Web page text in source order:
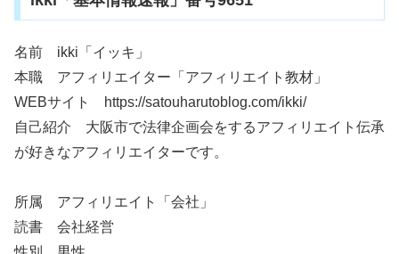
名前 ikki「イッキ」
本職 アフィリエイター「アフィリエイト教材」
WEBサイト https://satouharutoblog.com/ikki/
自己紹介 大阪市で法律企画会をするアフィリエイト伝承
が好きなアフィリエイターです。
所属 アフィリエイト「会社」
読書 会社経営